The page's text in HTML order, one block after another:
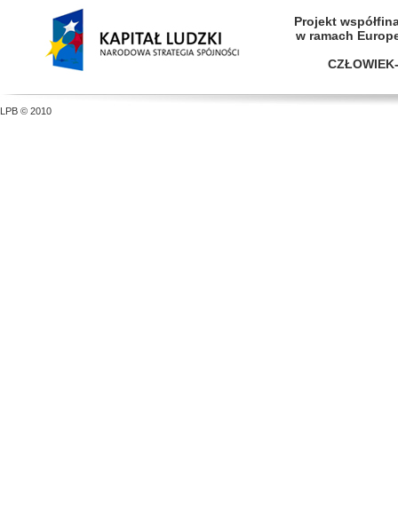
Projekt
w ramach
LPB © 2010